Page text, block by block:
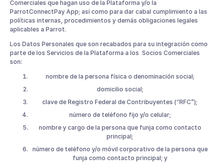
Comerciales que hagan uso de la Plataforma y/o la
ParrotConnectPay App; así como para dar cabal cumplimiento a las
políticas internas, procedimientos y demás obligaciones legales
aplicables a Parrot.
Los Datos Personales que son recabados para su integración como
parte de los Servicios de la Plataforma a los Socios Comerciales
son:
nombre de la persona física o denominación social;
domicilio social;
clave de Registro Federal de Contribuyentes (“RFC”);
número de teléfono fijo y/o celular;
nombre y cargo de la persona que funja como contacto
principal;
número de teléfono y/o móvil corporativo de la persona que
funja como contacto principal; y